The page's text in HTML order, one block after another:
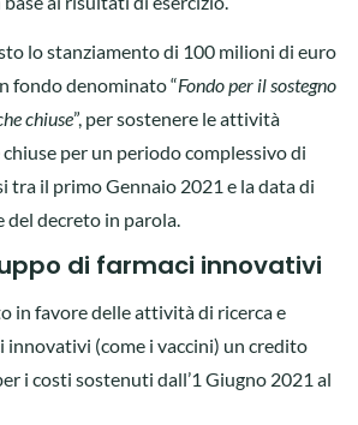
lo stanziamento di 100 milioni di euro
fondo denominato “Fondo per il sostegno
chiuse”, per sostenere le attività
per un periodo complessivo di
tra il primo Gennaio 2021 e la data di
del decreto in parola.
di farmaci innovativi
in favore delle attività di ricerca e
innovativi (come i vaccini) un credito
i costi sostenuti dall’1 Giugno 2021 al